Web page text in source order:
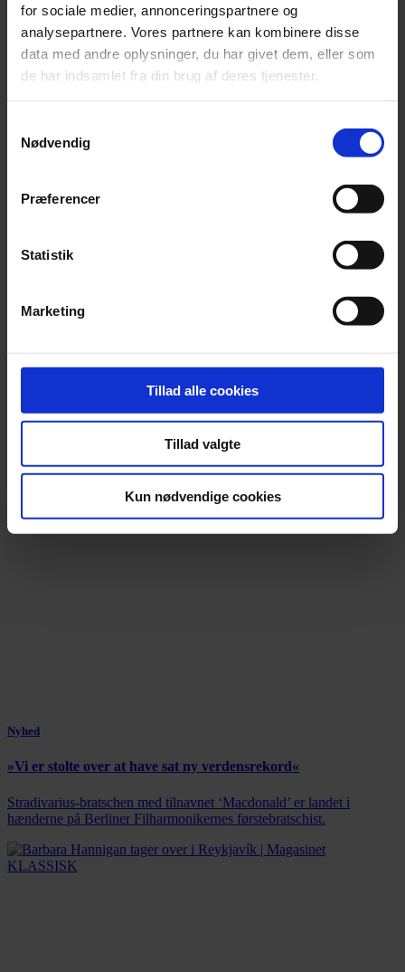
for sociale medier, annonceringspartnere og
analysepartnere. Vores partnere kan kombinere disse
data med andre oplysninger, du har givet dem, eller som
de har indsamlet fra din brug af deres tjenester.
Nødvendig
Præferencer
Statistik
Marketing
Tillad alle cookies
Tillad valgte
Kun nødvendige cookies
Nye Bach-fund kaster lys over Leipzig
Breve og ansøgninger giver ny indsigt i kirkemusikken i 1700-tallet.
Nyhed
»Vi er stolte over at have sat ny verdensrekord«
Stradivarius-bratschen med tilnavnet ‘Macdonald’ er landet i
hænderne på Berliner Filharmonikernes førstebratschist.